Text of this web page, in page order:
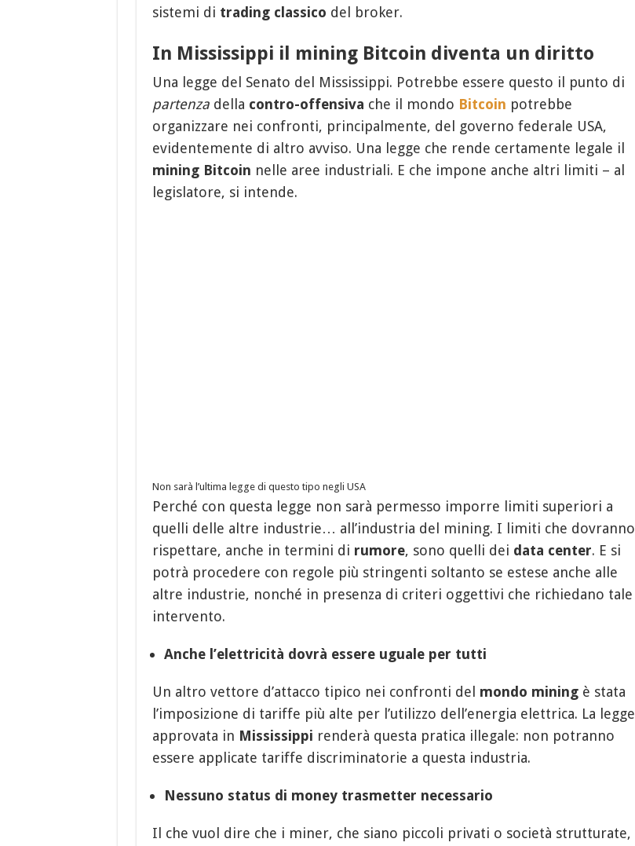
sistemi di trading classico del broker.
In Mississippi il mining Bitcoin diventa un diritto
Una legge del Senato del Mississippi. Potrebbe essere questo il punto di
partenzadella contro-offensiva che il mondo Bitcoin potrebbe
organizzare nei confronti, principalmente, del governo federale USA,
evidentemente di altro avviso. Una legge che rende certamente legale il
mining Bitcoin nelle aree industriali. E che impone anche altri limiti – al
legislatore, si intende.
Non sarà l’ultima legge di questo tipo negli USA
Perché con questa legge non sarà permesso imporre limiti superiori a
quelli delle altre industrie… all’industria del mining. I limiti che dovranno
rispettare, anche in termini di rumore, sono quelli dei data center. E si
potrà procedere con regole più stringenti soltanto se estese anche alle
altre industrie, nonché in presenza di criteri oggettivi che richiedano tale
intervento.
Anche l’elettricità dovrà essere uguale per tutti
Un altro vettore d’attacco tipico nei confronti del mondo miningè stata
l’imposizione di tariffe più alte per l’utilizzo dell’energia elettrica. La legge
approvata in Mississippi renderà questa pratica illegale: non potranno
essere applicate tariffe discriminatorie a questa industria.
Nessuno status di money trasmetter necessario
Il che vuol dire che i miner, che siano piccoli privati o società strutturate,